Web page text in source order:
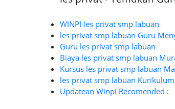
WINPI les privat smp labuan
les privat smp labuan Guru
Guru les privat smp labuan
Biaya les privat smp labuan
Kursus les privat smp labuan
les privat smp labuan
Updatean Winpi Recomended :